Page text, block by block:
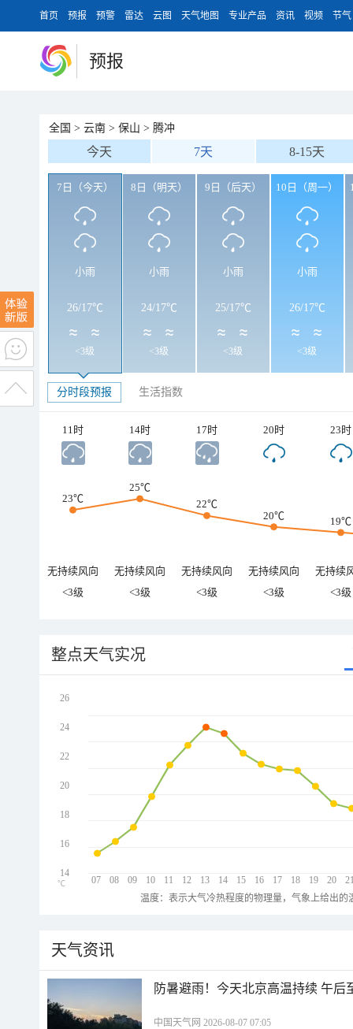
首页 预报 预警 雷达 云图 天气地图 专业产品 资讯 视频 节气
预报
全国 > 云南 > 保山 > 腾冲
今天 7天 8-15天
7日（今天）
小雨
26/17℃
<3级
8日（明天）
小雨
24/17℃
<3级
9日（后天）
小雨
25/17℃
<3级
10日（周一）
小雨
26/17℃
<3级
分时段预报 生活指数
11时 14时 17时 20时 23时
23℃
25℃
22℃
20℃
19℃
无持续风向 无持续风向 无持续风向 无持续风向
无持续
<3级
<3级 <3级 <3级 <3级
整点天气实况
07 08 09 10 11 12 13 14 15 16 17 18 19 20
26
24
22
20
18
16
14
℃
温度：表示大气冷热程度的物理量，气象上给出
天气资讯
防暑避雨！今天北京高温持续 午
中国天气网 2026-08-07 07:05